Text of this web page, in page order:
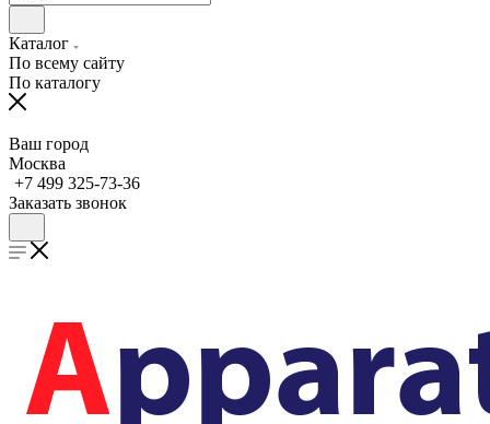
Каталог
По всему сайту
По каталогу
Ваш город
Москва
+7 499 325-73-36
Заказать звонок